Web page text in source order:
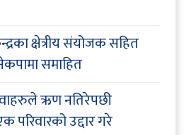
क्षेत्रीय संयोजक सहित
समाहित
ऋण नतिरेपछी
परिवारको उद्दार गरे